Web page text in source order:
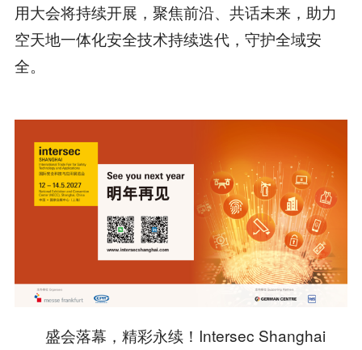
用大会将持续开展，聚焦前沿、共话未来，助力
空天地一体化安全技术持续迭代，守护全域安
全。
盛会落幕，精彩永续！Intersec Shanghai